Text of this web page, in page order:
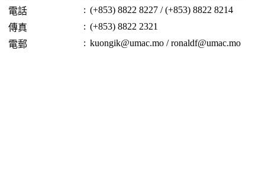
電話
: (+853) 8822 8227 / (+853) 8822 8214
傳真
: (+853) 8822 2321
電郵
: kuongik@umac.mo / ronaldf@umac.mo